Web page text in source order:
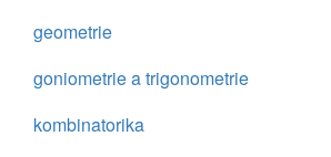
geometrie
goniometrie a trigonometrie
kombinatorika